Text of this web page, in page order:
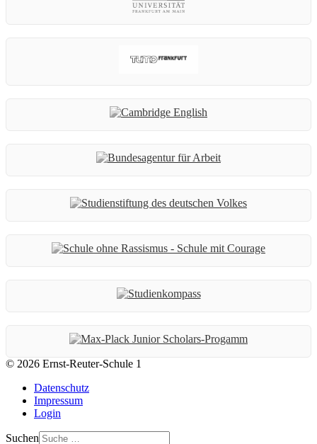
© 2026 Ernst-Reuter-Schule 1
Datenschutz
Impressum
Login
Suchen